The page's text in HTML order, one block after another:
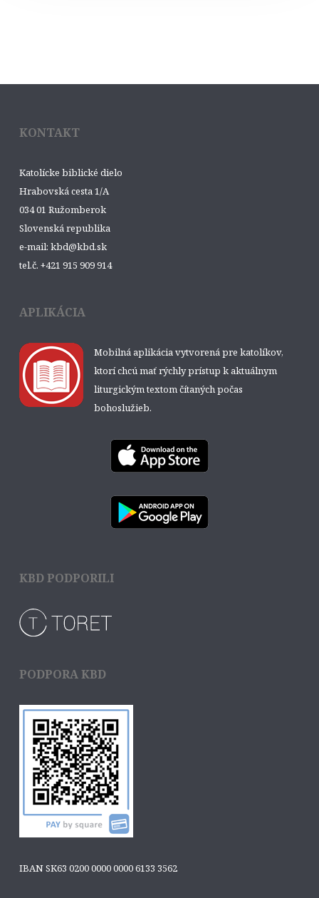
KONTAKT
Katolícke biblické dielo
Hrabovská cesta 1/A
034 01 Ružomberok
Slovenská republika
e-mail: kbd@kbd.sk
tel.č. +421 915 909 914
APLIKÁCIA
Mobilná aplikácia vytvorená pre katolíkov,
ktorí chcú mať rýchly prístup k aktuálnym
liturgickým textom čítaných počas
bohoslužieb.
KBD PODPORILI
PODPORA KBD
IBAN SK63 0200 0000 0000 6133 3562